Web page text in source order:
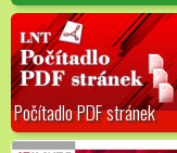
Počítadlo PDF stránek